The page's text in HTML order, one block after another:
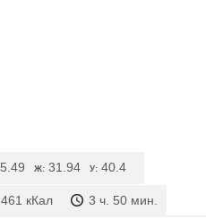
461 кКал 3 ч. 50 мин.
5.49 Ж: 31.94 У: 40.4